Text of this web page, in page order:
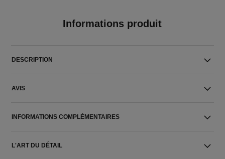
Informations produit
DESCRIPTION
AVIS
INFORMATIONS COMPLÉMENTAIRES
L'ART DU DÉTAIL